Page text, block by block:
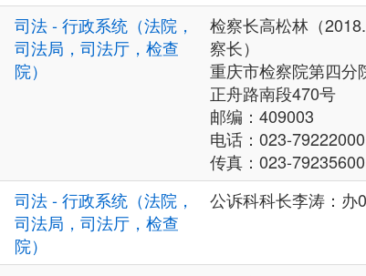
司法 - 行政系统（法院，
司法局，司法厅，检查
院）
检察长高松林（
察长）
重庆市检察院第四分
正舟路南段470号
邮编：409003
电话：023-79222000
传真：023-79235600
司法 - 行政系统（法院，
司法局，司法厅，检查
院）
公诉科科长李涛：办